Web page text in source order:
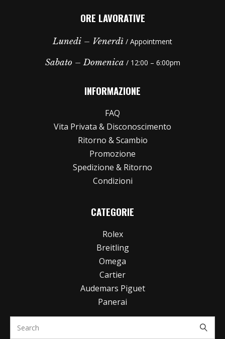
ORE LAVORATIVE
Lunedi – Venerdì / Appointment
Sabato – Domenica / 12:00 – 6:00pm
INFORMAZIONE
FAQ
Vita Privata & Disconoscimento
Ritorno & Scambio
Promozione
Spedizione & Ritorno
Condizioni
CATEGORIE
Rolex
Breitling
Omega
Cartier
Audemars Piguet
Panerai